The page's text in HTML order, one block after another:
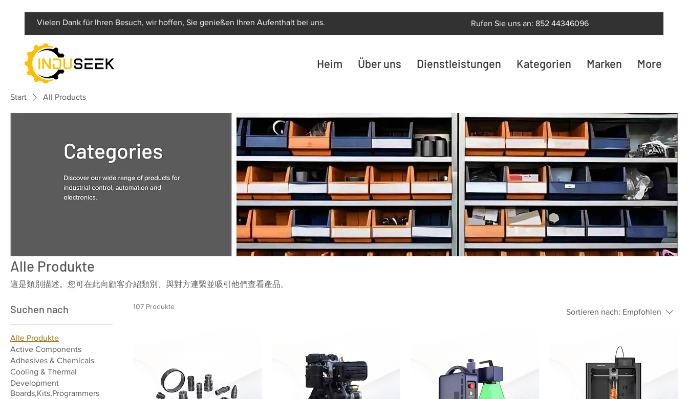
Vielen Dank für Ihren Besuch, wir hoffen, Sie genießen Ihren Aufenthalt bei uns. Rufen Sie uns an: 852 44346096
Heim Über uns Dienstleistungen Kategorien Marken More
Start All Products
Alle Produkte
這是類別描述。您可在此向顧客介紹類別、與對方連繫並吸引他們查看產品。
Suchen nach
Alle Produkte
Active Components
Adhesives & Chemicals
Cooling & Thermal
Development
Boards,Kits,Programmers
107 Produkte
Sortieren nach: Empfohlen